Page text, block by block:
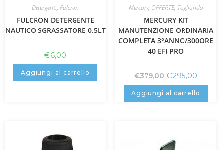
Detergenti, Fulcron
FULCRON DETERGENTE
NAUTICO SGRASSATORE 0.5LT
€6,00
Aggiungi al carrello
Mercury, OFFERTE, Tagliando
MERCURY KIT
MANUTENZIONE ORDINARIA
COMPLETA 3°ANNO/300ORE
40 EFI PRO
€379,00 €295,00
Aggiungi al carrello